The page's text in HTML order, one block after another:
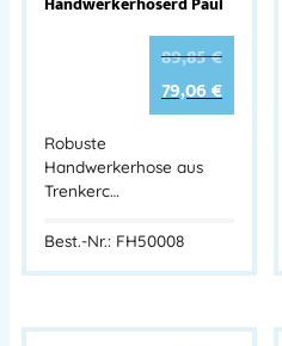
89,85€
79,06€
Robuste
Handwerkerhose aus
Trenkerc…
Best.-Nr.: FH50008